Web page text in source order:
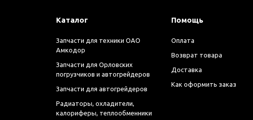
Каталог
Запчасти для техники ОАО
Амкодор
Запчасти для Орловских
погрузчиков и автогрейдеров
Запчасти для автогрейдеров
Радиаторы, охладители,
калориферы, теплообменники
Помощь
Оплата
Возврат товара
Доставка
Как оформить заказ